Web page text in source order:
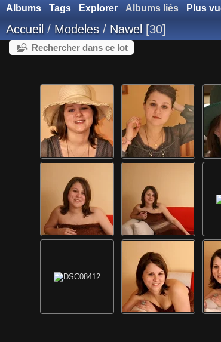
Albums Tags Explorer Albums liés Plus
Accueil / Modeles / Nawel 30
Rechercher dans ce lot